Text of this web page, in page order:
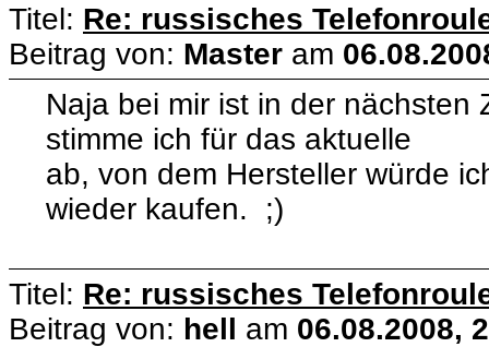
Titel: Re: russisches
Beitrag von: Master am
Naja bei mir ist in der
stimme ich für das aktuelle
ab, von dem Hersteller würde
wieder kaufen. ;)
Titel: Re: russisches
Beitrag von: hell am 06.08.2008,